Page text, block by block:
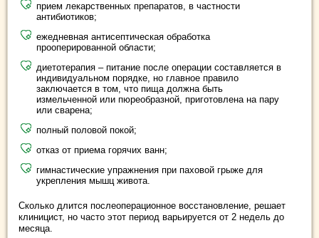
прием лекарственных препаратов, в частности
антибиотиков;
ежедневная антисептическая обработка
прооперированной области;
диетотерапия – питание после операции составляется в
индивидуальном порядке, но главное правило
заключается в том, что пища должна быть
измельченной или пюреобразной, приготовлена на пару
или сварена;
полный половой покой;
отказ от приема горячих ванн;
гимнастические упражнения при паховой грыже для
укрепления мышц живота.
Сколько длится послеоперационное восстановление, решает
клиницист, но часто этот период варьируется от 2 недель до
месяца.